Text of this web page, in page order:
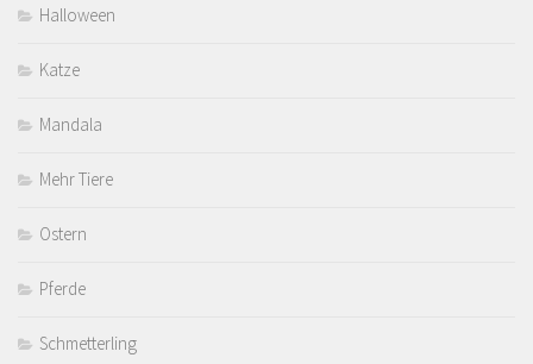
Halloween
Katze
Mandala
Mehr Tiere
Ostern
Pferde
Schmetterling